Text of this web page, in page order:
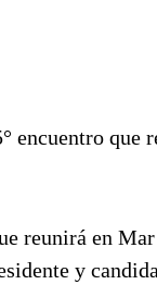
encuentro que
reunirá en
y